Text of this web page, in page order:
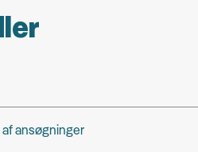
ansøgninger